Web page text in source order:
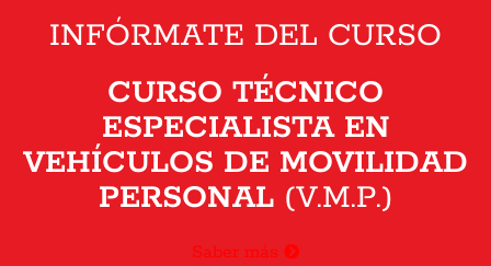
INFÓRMATE DEL CURSO
CURSO TÉCNICO
ESPECIALISTA EN
VEHÍCULOS DE MOVILIDAD
PERSONAL(V.M.P.)
Saber más